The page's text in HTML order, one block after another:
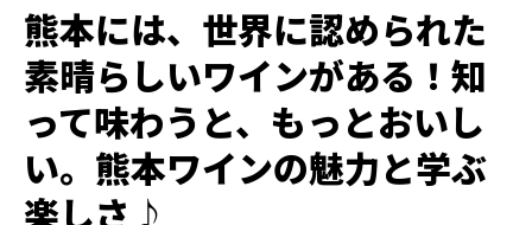
熊本には、世界に認められた
素晴らしいワインがある！知
って味わうと、もっとおいし
い。熊本ワインの魅力と学ぶ
楽しさ♪